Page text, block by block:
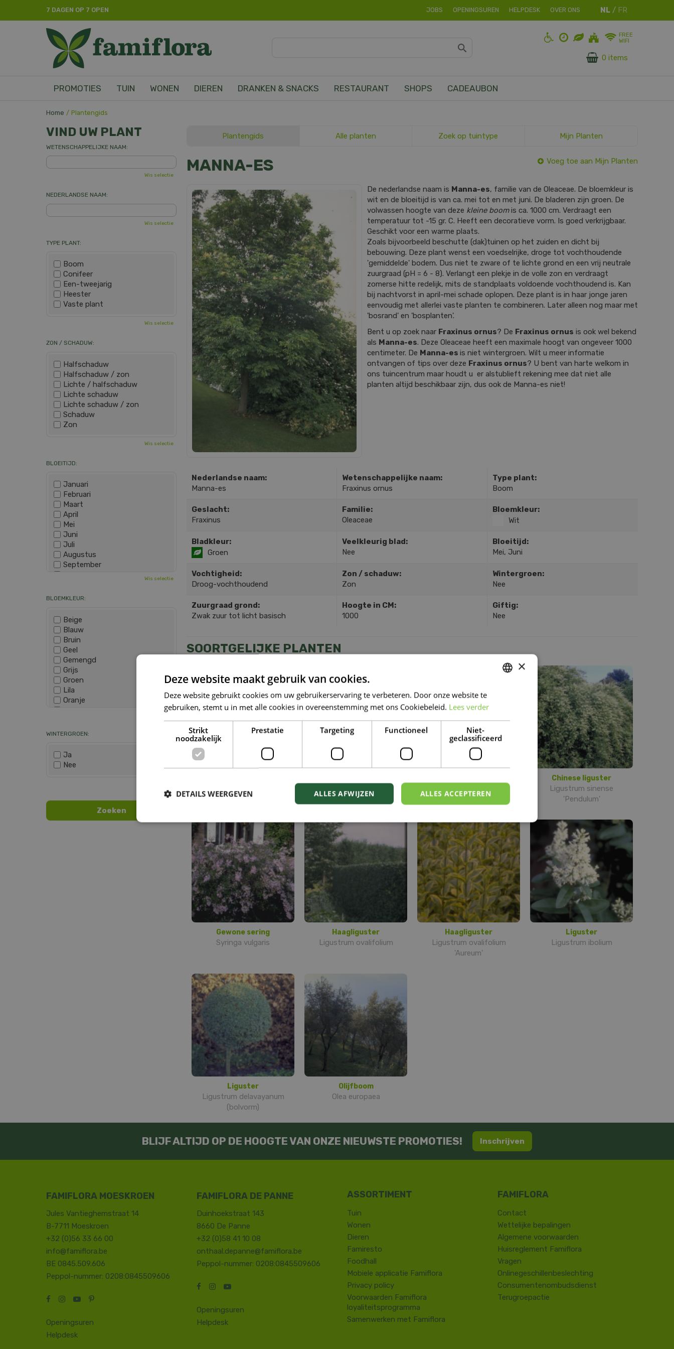
Home Plantengids
7 DAGEN OP 7 OPEN JOBS OPENINGSUREN HELPDESK OVER ONS
FREE
WIFI
0 items
PROMOTIES TUIN WONEN DIEREN DRANKEN & SNACKS RESTAURANT SHOPS CADEAUBON
Plantengids Alle planten Zoek op tuintype Mijn Planten
MANNA-ES Voeg toe aan Mijn Planten
De nederlandse naam is Manna-es, familie van de Oleaceae. De bloemkleur is
wit en de bloeitijd is van ca. mei tot en met juni. De bladeren zijn groen. De
volwassen hoogte van deze kleine boomis ca. 1000 cm. Verdraagt een
temperatuur tot -15 gr. C. Heeft een decoratieve vorm. Is goed verkrijgbaar.
Geschikt voor een warme plaats.
Zoals bijvoorbeeld beschutte (dak)tuinen op het zuiden en dicht bij
bebouwing. Deze plant wenst een voedselrijke, droge tot vochthoudende
'gemiddelde' bodem. Dus niet te zware of te lichte grond en een vrij neutrale
zuurgraad (pH = 6 - 8). Verlangt een plekje in de volle zon en verdraagt
zomerse hitte redelijk, mits de standplaats voldoende vochthoudend is. Kan
bij nachtvorst in april-mei schade oplopen. Deze plant is in haar jonge jaren
eenvoudig met allerlei vaste planten te combineren. Later alleen nog maar met
'bosrand' en 'bosplanten'.
Bent u op zoek naar Fraxinus ornus? De Fraxinus ornus is ook wel bekend
als Manna-es. Deze Oleaceae heeft een maximale hoogt van ongeveer 1000
centimeter. De Manna-es is niet wintergroen. Wilt u meer informatie
ontvangen of tips over deze Fraxinus ornus? U bent van harte welkom in
ons tuincentrum maar houdt u er alstublieft rekening mee dat niet alle
planten altijd beschikbaar zijn, dus ook de Manna-es niet!
Nederlandse naam:
Manna-es
Wetenschappelijke naam:
Fraxinus ornus
Type plant:
Boom
Geslacht:
Fraxinus
Familie:
Oleaceae
Bloemkleur:
Wit
Bladkleur:
Groen
Veelkleurig blad:
Nee
Bloeitijd:
Mei, Juni
Vochtigheid:
Droog-vochthoudend
Zon / schaduw:
Zon
Wintergroen:
Nee
Zuurgraad grond:
Zwak zuur tot licht basisch
Hoogte in CM:
1000
Giftig:
Nee
SOORTGELIJKE PLANTEN
'Tetragold'
Forsythia x intermedia
'Spectabilis'
'Lynwood'
Chinese liguster
Ligustrum sinense
'Pendulum'
Gewone sering
Syringa vulgaris
Haagliguster
Ligustrum ovalifolium
Haagliguster
Ligustrum ovalifolium
'Aureum'
Liguster
Ligustrum ibolium
Liguster
Ligustrum delavayanum
(bolvorm)
Olijfboom
Olea europaea
VIND UW PLANT
WETENSCHAPPELIJKE NAAM:
Wis selectie
NEDERLANDSE NAAM:
Wis selectie
TYPE PLANT:
Boom
Conifeer
Een-tweejarig
Heester
Vaste plant
Wis selectie
ZON / SCHADUW:
Halfschaduw
Halfschaduw / zon
Lichte / halfschaduw
Lichte schaduw
Lichte schaduw / zon
Schaduw
Zon
Wis selectie
BLOEITIJD:
Januari
Februari
Maart
April
Mei
Juni
Juli
Augustus
September
December
Wis selectie
BLOEMKLEUR:
Beige
Blauw
Bruin
Geel
Gemengd
Grijs
Groen
Lila
Oranje
Roze
Zwart
Wis selectie
WINTERGROEN:
Ja
Nee
BLIJF ALTIJD OP DE HOOGTE VAN ONZE NIEUWSTE PROMOTIES! Inschrijven
FAMIFLORA MOESKROEN
Jules Vantieghemstraat 14
B-7711 Moeskroen
+32 (0)56 33 66 00
info@famiflora.be
BE 0845.509.606
Peppol-nummer: 0208:0845509606
Openingsuren
Helpdesk
FAMIFLORA DE PANNE
Duinhoekstraat 143
8660 De Panne
+32 (0)58 41 10 08
onthaal.depanne@famiflora.be
Peppol-nummer: 0208:0845509606
Openingsuren
Helpdesk
Tuin
Wonen
Dieren
Famiresto
Foodhall
Mobiele applicatie Famiflora
Privacy policy
Voorwaarden Famiflora
loyaliteitsprogramma
Samenwerken met Famiflora
Contact
​Wettelijke bepalingen
Algemene voorwaarden
Huisreglement Famiflora
Vragen
Onlinegeschillenbeslechting
Consumentenombudsdienst
Terugroepactie
×
Deze website maakt gebruik van cookies.
Deze website gebruikt cookies om uw gebruikerservaring te verbeteren. Door onze website te
gebruiken, stemt u in met alle cookies in overeenstemming met ons Cookiebeleid. Lees verder
Strikt
noodzakelijk
Prestatie Targeting Functioneel
Niet-
geclassificeerd
ALLES ACCEPTEREN
ALLES AFWIJZEN
DETAILS WEERGEVEN